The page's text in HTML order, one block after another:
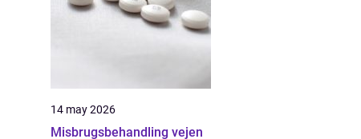
14 may 2026
Misbrugsbehandling vejen